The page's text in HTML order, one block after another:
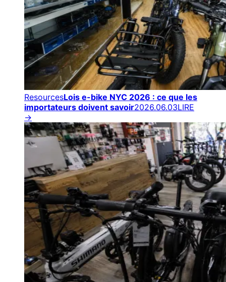
ResourcesLois e-bike NYC 2026 : ce que les
importateurs doivent savoir2026.06.03LIRE
→